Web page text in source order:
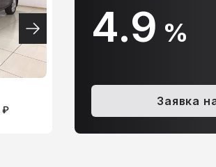
₽
580 000 ₽
10.9%
Заявка